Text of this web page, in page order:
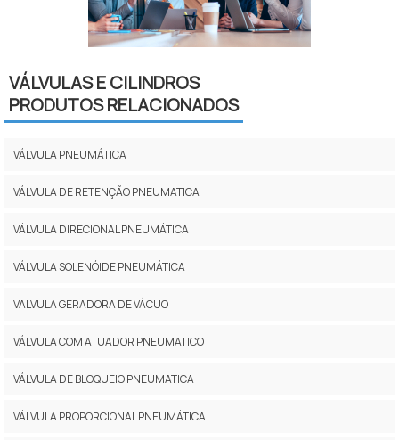
VÁLVULAS E CILINDROS
PRODUTOS RELACIONADOS
VÁLVULA PNEUMÁTICA
VÁLVULA DE RETENÇÃO PNEUMATICA
VÁLVULA DIRECIONAL PNEUMÁTICA
VÁLVULA SOLENÓIDE PNEUMÁTICA
VALVULA GERADORA DE VÁCUO
VÁLVULA COM ATUADOR PNEUMATICO
VÁLVULA DE BLOQUEIO PNEUMATICA
VÁLVULA PROPORCIONAL PNEUMÁTICA